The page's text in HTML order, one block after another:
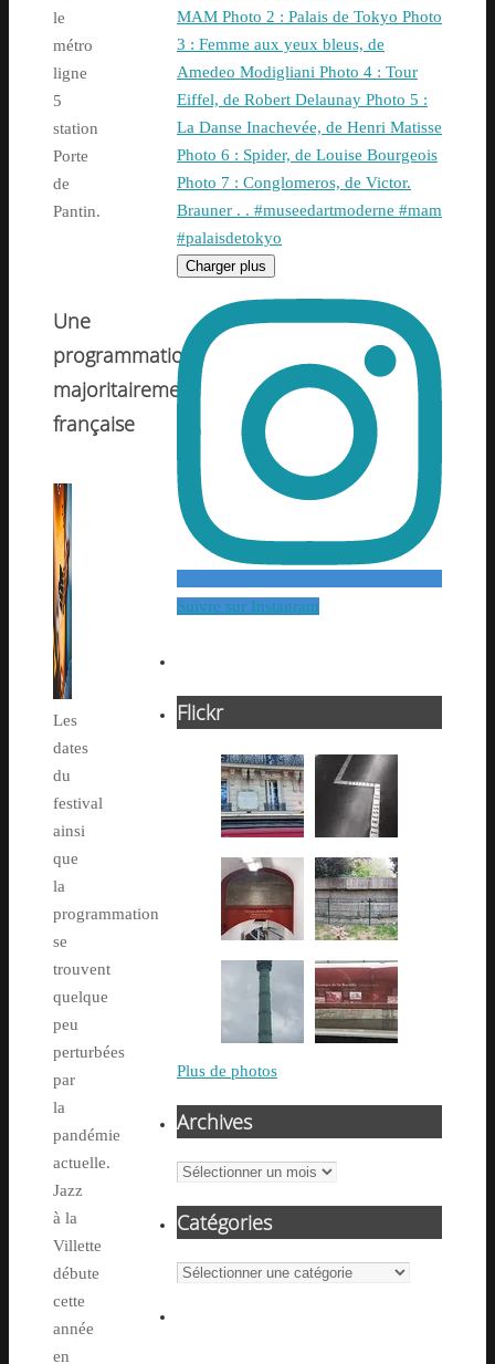
le
métro
ligne
5
station
Porte
de
Pantin.
Une
programmation
majoritairement
française
Les
dates
du
festival
ainsi
que
la
programmation
se
trouvent
quelque
peu
perturbées
par
la
pandémie
actuelle.
Jazz
à la
Villette
débute
cette
année
en
Charger plus
Suivre sur Instagram
Flickr
Plus de photos
Archives
Archives
Catégories
Catégories